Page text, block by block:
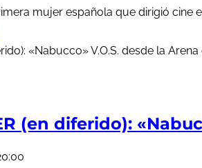
mujer española que dirigió cine
(en diferido):